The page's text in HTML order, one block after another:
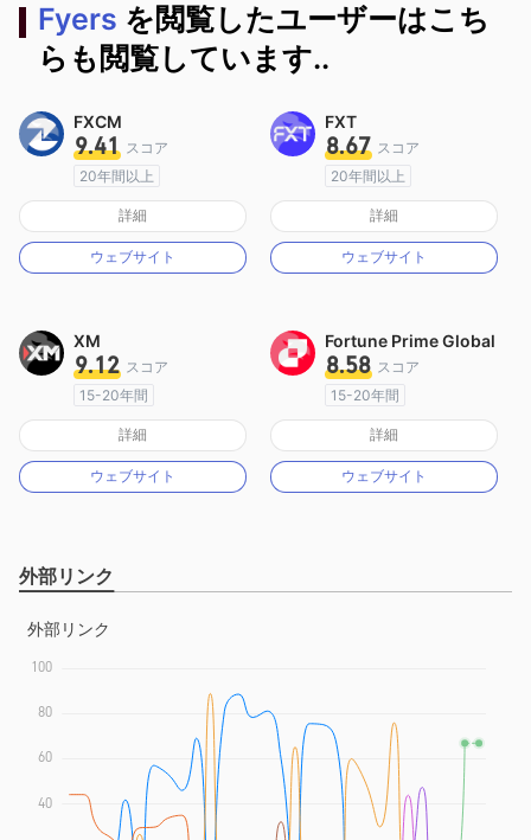
Fyers を閲覧したユーザーはこち
らも閲覧しています..
FXCM
9.41 スコア
20年間以上
オーストラリア規制
マーケットメイキングライセンス（MM）
MT4フルライセンス
詳細
ウェブサイト
FXT
8.67 スコア
20年間以上
オーストラリア規制
マーケットメイキングライセンス（MM）
MT4フルライセンス
詳細
ウェブサイト
XM
9.12 スコア
15-20年間
オーストラリア規制
マーケットメイキングライセンス（MM）
MT4フルライセンス
詳細
ウェブサイト
Fortune Prime Global
8.58 スコア
15-20年間
オーストラリア規制
マーケットメイキングライセンス（MM）
MT4フルライセンス
詳細
ウェブサイト
外部リンク